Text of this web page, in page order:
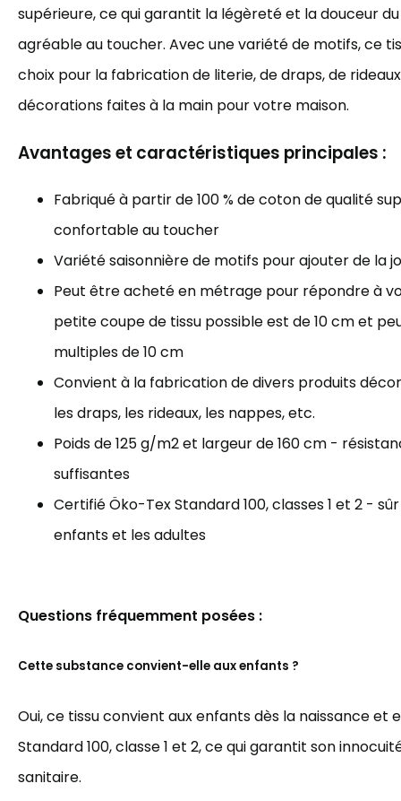
supérieure, ce qui garantit la légèreté et la douceur
agréable au toucher. Avec une variété de motifs, ce
choix pour la fabrication de literie, de draps, de
décorations faites à la main pour votre maison.
Avantages et caractéristiques principales :
Fabriqué à partir de 100 % de coton de qualité
confortable au toucher
Variété saisonnière de motifs pour ajouter de la
Peut être acheté en métrage pour répondre à
petite coupe de tissu possible est de 10 cm et
multiples de 10 cm
Convient à la fabrication de divers produits
les draps, les rideaux, les nappes, etc.
Poids de 125 g/m2 et largeur de 160 cm -
suffisantes
Certifié Öko-Tex Standard 100, classes 1 et 2 -
enfants et les adultes
Questions fréquemment posées :
Cette substance convient-elle aux enfants ?
Oui, ce tissu convient aux enfants dès la naissance et
Standard 100, classe 1 et 2, ce qui garantit son
sanitaire.